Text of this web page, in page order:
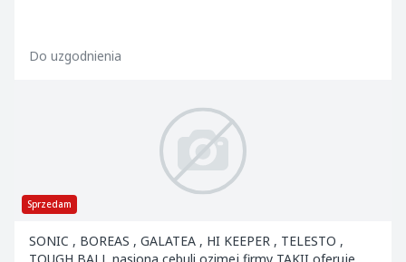
Do uzgodnienia
Sprzedam
SONIC , BOREAS , GALATEA , HI KEEPER , TELESTO ,